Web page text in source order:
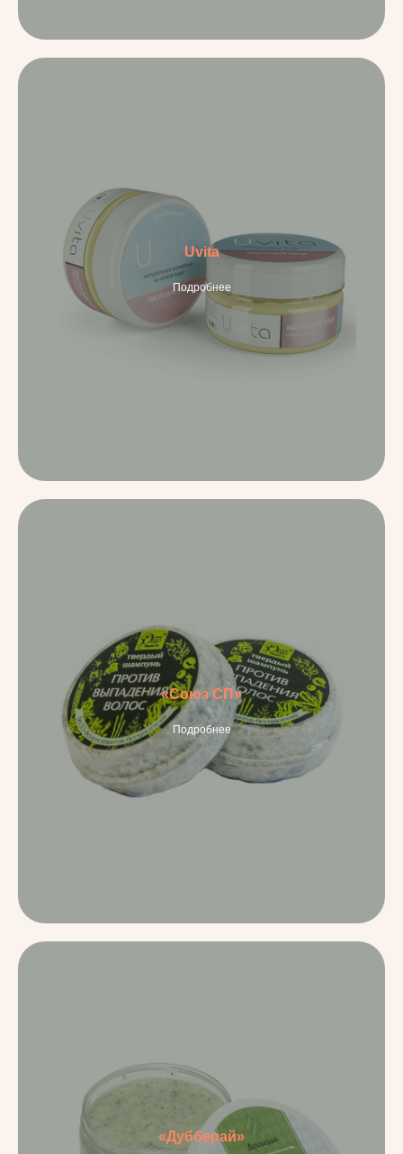
Uvita
Подробнее
«Союз СП»
Подробнее
«Дубберай»